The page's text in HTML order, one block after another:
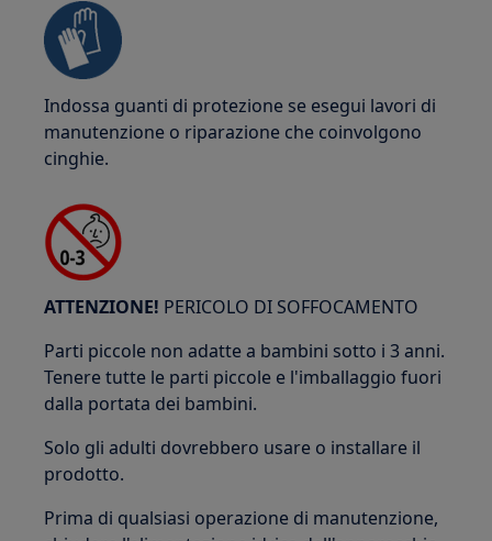
Indossa guanti di protezione se esegui lavori di
manutenzione o riparazione che coinvolgono
cinghie.
ATTENZIONE! PERICOLO DI SOFFOCAMENTO
Parti piccole non adatte a bambini sotto i 3 anni.
Tenere tutte le parti piccole e l'imballaggio fuori
dalla portata dei bambini.
Solo gli adulti dovrebbero usare o installare il
prodotto.
Prima di qualsiasi operazione di manutenzione,